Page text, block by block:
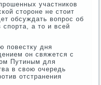
участников
стороне не стоит
обсуждать вопрос об
спорта, а то и всей
повестку дня
он свяжется с
Путиным для
в свою очередь
отстранения